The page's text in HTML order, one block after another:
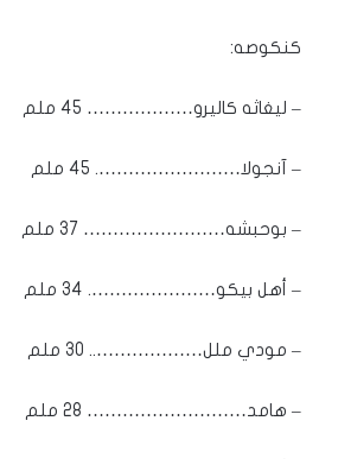
كنكوصه:
– ليغاثه كاليرو……………… 45 ملم
– آنجولا……………………. 45 ملم
– بوحبشه…………………… 37 ملم
– أهل بيكو…………………. 34 ملم
– مودي ملل……………….. 30 ملم
– هامد……………………… 28 ملم